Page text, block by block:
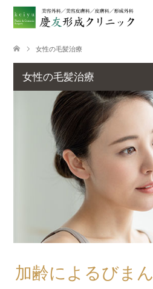
女性の毛髪治療
女性の毛髪治療
加齢によるびま